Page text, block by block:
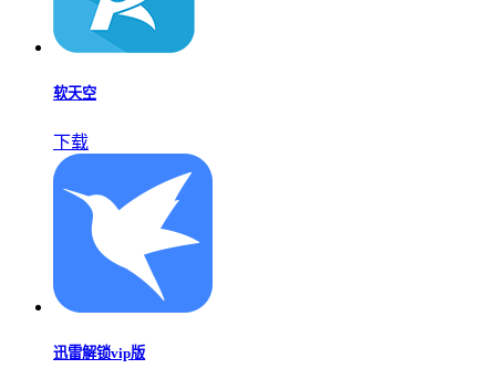
软天空
下载
迅雷解锁vip版